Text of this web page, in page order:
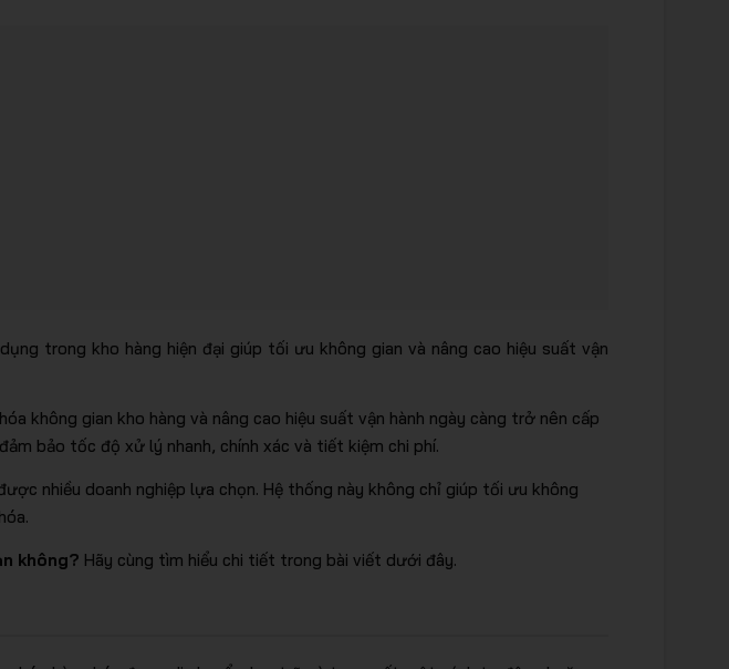
thông minh
trong kho hàng hiện đại giúp tối ưu không gian và nâng cao hiệu suất vận
không gian kho hàng và nâng cao hiệu suất vận hành ngày càng trở nên cấp
bảo tốc độ xử lý nhanh, chính xác và tiết kiệm chi phí.
nhiều doanh nghiệp lựa chọn. Hệ thống này không chỉ giúp tối ưu không
không? Hãy cùng tìm hiểu chi tiết trong bài viết dưới đây.